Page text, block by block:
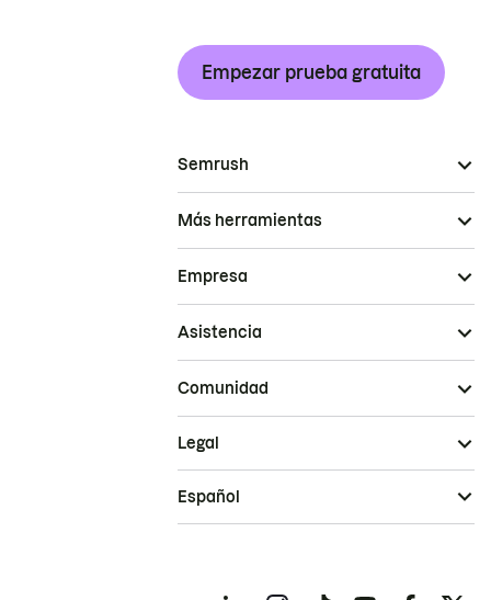
Empezar prueba gratuita
Semrush
Más herramientas
Empresa
Asistencia
Comunidad
Legal
Español